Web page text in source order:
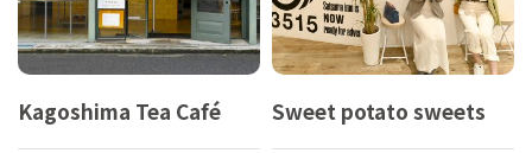
Kagoshima Tea Café Sweet potato sweets